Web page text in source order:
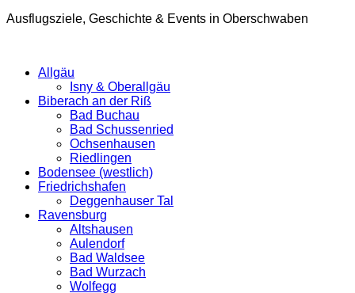
Ausflugsziele, Geschichte & Events in Oberschwaben
Allgäu
Isny & Oberallgäu
Biberach an der Riß
Bad Buchau
Bad Schussenried
Ochsenhausen
Riedlingen
Bodensee (westlich)
Friedrichshafen
Deggenhauser Tal
Ravensburg
Altshausen
Aulendorf
Bad Waldsee
Bad Wurzach
Wolfegg